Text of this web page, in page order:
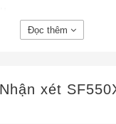
mạch này có thể cải
thông tin và ứng
cung cấp những lợi
Đọc thêm
xét